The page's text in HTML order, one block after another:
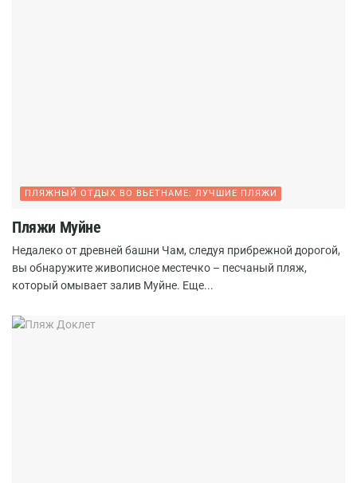
ПЛЯЖНЫЙ ОТДЫХ ВО ВЬЕТНАМЕ: ЛУЧШИЕ ПЛЯЖИ
Пляжи Муйне
Недалеко от древней башни Чам, следуя прибрежной дорогой,
вы обнаружите живописное местечко – песчаный пляж,
который омывает залив Муйне. Еще...